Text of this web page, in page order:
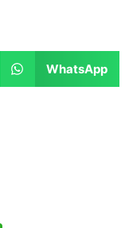
WhatsApp